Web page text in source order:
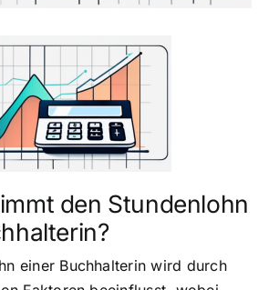
den Stundenlohn
einer Buchhalterin wird durch